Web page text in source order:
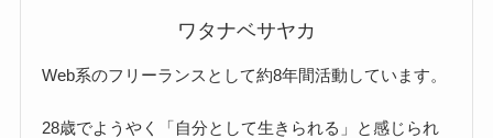
ワタナベサヤカ
Web系のフリーランスとして約8年間活動しています。
28歳でようやく「自分として生きられる」と感じられ